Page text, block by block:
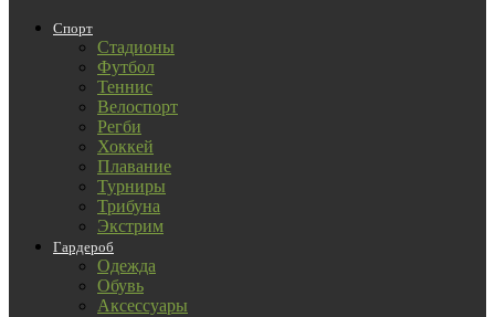
Спорт
Стадионы
Футбол
Теннис
Велоспорт
Регби
Хоккей
Плавание
Турниры
Трибуна
Экстрим
Гардероб
Одежда
Обувь
Аксессуары